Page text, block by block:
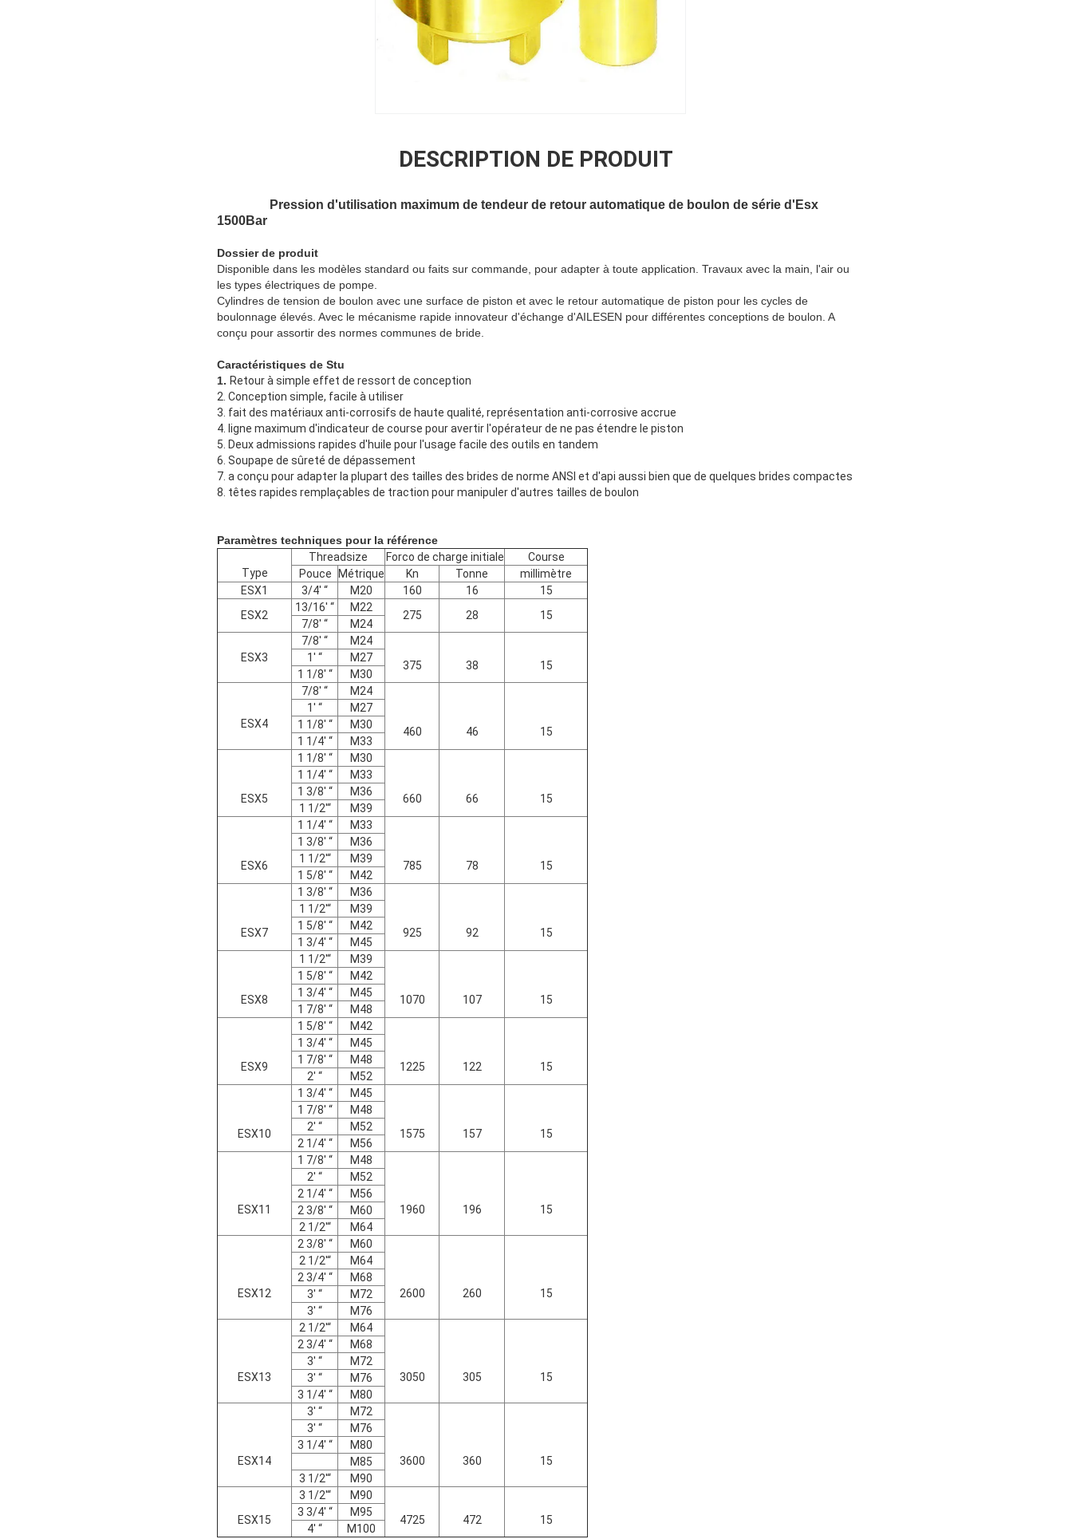
DESCRIPTION DE PRODUIT
Pression d'utilisation maximum de tendeur de retour automatique de boulon de série d'Esx
1500Bar
Dossier de produit
Disponible dans les modèles standard ou faits sur commande, pour adapter à toute application. Travaux avec la main, l'air ou
les types électriques de pompe.
Cylindres de tension de boulon avec une surface de piston et avec le retour automatique de piston pour les cycles de
boulonnage élevés. Avec le mécanisme rapide innovateur d'échange d'AILESEN pour différentes conceptions de boulon. A
conçu pour assortir des normes communes de bride.
Caractéristiques de Stu
1. Retour à simple effet de ressort de conception
2. Conception simple, facile à utiliser
3. fait des matériaux anti-corrosifs de haute qualité, représentation anti-corrosive accrue
4. ligne maximum d'indicateur de course pour avertir l'opérateur de ne pas étendre le piston
5. Deux admissions rapides d'huile pour l'usage facile des outils en tandem
6. Soupape de sûreté de dépassement
7. a conçu pour adapter la plupart des tailles des brides de norme ANSI et d'api aussi bien que de quelques brides compactes
8. têtes rapides remplaçables de traction pour manipuler d'autres tailles de boulon
Paramètres techniques pour la référence
Type
Threadsize Forco de charge initiale
Course
Pouce
Métrique Kn Tonne
millimètre
ESX1
3/4' “ M20 160 16
15
ESX2
13/16' “ M22
275 28 15
7/8' “ M24
ESX3
7/8' “
M24
375
38 15
1' “
M27
1 1/8' “
M30
ESX4
7/8' “ M24
460 46 15
1' “
M27
1 1/8' “
M30
1 1/4' “
M33
ESX5
1 1/8' “ M30
660 66 15
1 1/4' “
M33
1 3/8' “
M36
1 1/2'“
M39
ESX6
1 1/4' “ M33
785 78 15
1 3/8' “
M36
1 1/2'“
M39
1 5/8' “
M42
ESX7
1 3/8' “ M36
925 92 15
1 1/2'“
M39
1 5/8' “
M42
1 3/4' “
M45
ESX8
1 1/2'“ M39
1070 107 15
1 5/8' “
M42
1 3/4' “
M45
1 7/8' “
M48
ESX9
1 5/8' “ M42
1225 122 15
1 3/4' “
M45
1 7/8' “
M48
2' “
M52
ESX10
1 3/4' “ M45
1575 157 15
1 7/8' “
M48
2' “
M52
2 1/4' “
M56
ESX11
1 7/8' “ M48
1960 196 15
2' “
M52
2 1/4' “
M56
2 3/8' “
M60
2 1/2'“
M64
ESX12
2 3/8' “ M60
2600 260 15
2 1/2'“
M64
2 3/4' “
M68
3' “
M72
3' “
M76
ESX13
2 1/2'“ M64
3050 305 15
2 3/4' “
M68
3' “
M72
3' “
M76
3 1/4' “
M80
ESX14
3' “ M72
3600 360 15
3' “
M76
3 1/4' “
M80
M85
3 1/2'“
M90
ESX15
3 1/2'“
M90
4725
472 15
3 3/4' “
M95
4' “
M100